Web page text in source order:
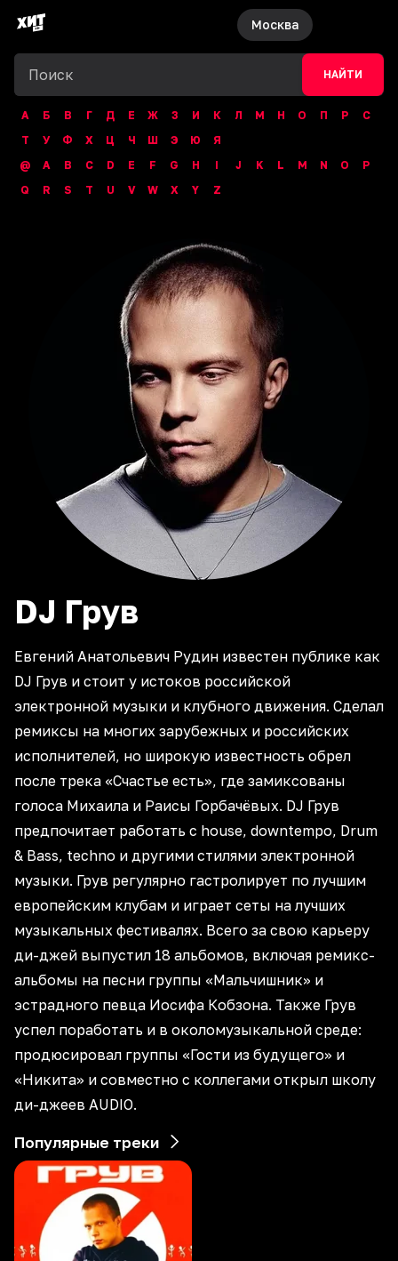
Москва
НАЙТИ
А Б В Г Д Е Ж З И К Л М Н О П Р
С
Т
У Ф Х Ц Ч Ш Э Ю
Я
@
A B C D E F G H I J K L M N O
P
Q
R S T U V W X Y Z
DJ Грув
Евгений Анатольевич Рудин известен публике как
DJ Грув и стоит у истоков российской
электронной музыки и клубного движения. Сделал
ремиксы на многих зарубежных и российских
исполнителей, но широкую известность обрел
после трека «Счастье есть», где замиксованы
голоса Михаила и Раисы Горбачёвых. DJ Грув
предпочитает работать с house, downtempo, Drum
& Bass, techno и другими стилями электронной
музыки. Грув регулярно гастролирует по лучшим
европейским клубам и играет сеты на лучших
музыкальных фестивалях. Всего за свою карьеру
ди-джей выпустил 18 альбомов, включая ремикс-
альбомы на песни группы «Мальчишник» и
эстрадного певца Иосифа Кобзона. Также Грув
успел поработать и в околомузыкальной среде:
продюсировал группы «Гости из будущего» и
«Никита» и совместно с коллегами открыл школу
ди-джеев AUDIO.
Популярные треки